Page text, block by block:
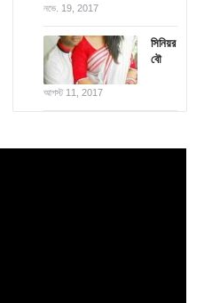
নভে. 19, 2017
সিনিয়র
বৌ
আগস্ট 11, 2017